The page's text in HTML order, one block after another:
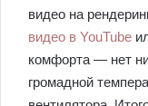
видео на
видео в YouTube
комфорта — нет
громадной